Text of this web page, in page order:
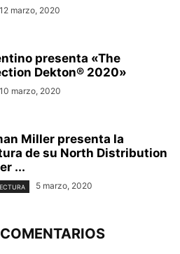
12 marzo, 2020
presenta «The
Dekton® 2020»
10 marzo, 2020
Miller presenta la
de su North Distribution
...
5 marzo, 2020